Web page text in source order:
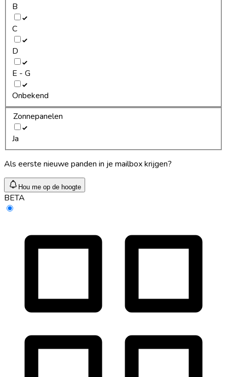
B
C
D
E - G
Onbekend
Zonnepanelen
Ja
Als eerste nieuwe panden in je mailbox krijgen?
Hou me op de hoogte
BETA